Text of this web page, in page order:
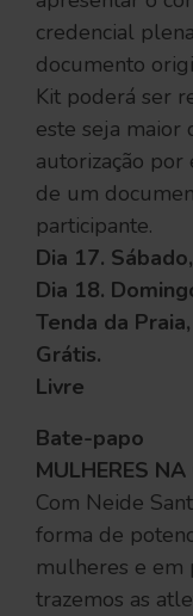
credencial
documento
Kit poderá ser
este seja maior
autorização por
de um
participante.
Dia 17.
Dia 18.
Tenda da
Grátis.
Livre
Bate-papo
MULHERES
Com Neide
forma de
mulheres e em
trazemos as